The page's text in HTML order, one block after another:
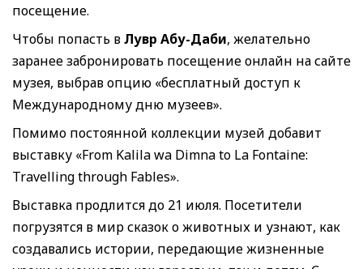
посещение.
Чтобы попасть вЛувр Абу-Даби, желательно
заранее забронировать посещение онлайн на сайте
музея, выбрав опцию «бесплатный доступ к
Международному дню музеев».
Помимо постоянной коллекции музей добавит
выставку «From Kalila wa Dimna to La Fontaine:
Travelling through Fables».
Выставка продлится до 21 июля. Посетители
погрузятся в мир сказок о животных и узнают, как
создавались истории, передающие жизненные